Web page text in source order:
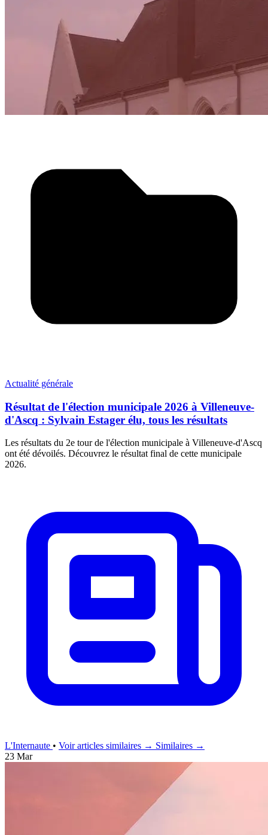
Actualité générale
Résultat de l'élection municipale 2026 à Villeneuve-
d'Ascq : Sylvain Estager élu, tous les résultats
Les résultats du 2e tour de l'élection municipale à Villeneuve-d'Ascq
ont été dévoilés. Découvrez le résultat final de cette municipale
2026.
L'Internaute • Voir articles similaires → Similaires →
23 Mar